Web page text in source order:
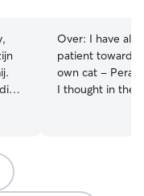
Over: I have
patient towards
own cat - Pera
I thought in the
Den Haag